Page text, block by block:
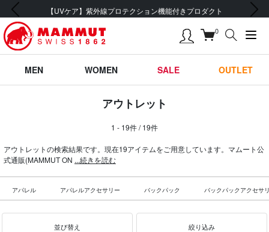
【UVケア】紫外線プロテクション機能付きプロダクト
前の画像 次の画像
0
MEN WOMEN SALE OUTLET
アウトレット
1 - 19件 / 19件
アウトレットの検索結果です。現在19アイテムをご用意しています。マムート公
式通販(MAMMUT ON ...続きを読む
アパレル アパレルアクセサリー バックパック バックパックアクセサ
並び替え 絞り込み